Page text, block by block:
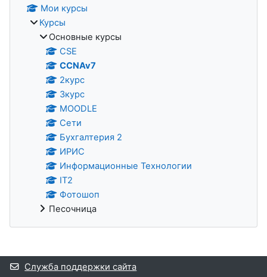
Мои курсы
Курсы
Основные курсы
CSE
CCNAv7
2курс
3курс
MOODLE
Сети
Бухгалтерия 2
ИРИС
Информационные Технологии
IT2
Фотошоп
Песочница
Дополнительные блоки
Служба поддержки сайта